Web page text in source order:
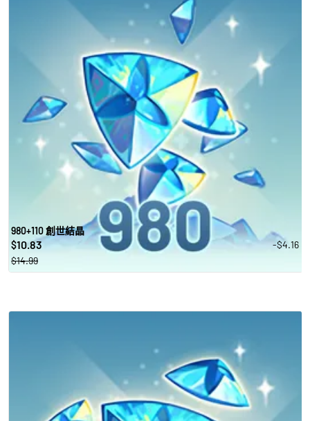
980+110 創世結晶
$10.83
-$4.16
$14.99